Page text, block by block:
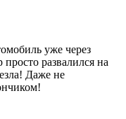
уже через
развалился на
Даже не